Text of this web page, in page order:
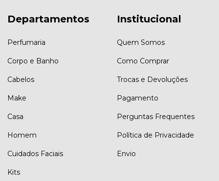
Departamentos
Perfumaria
Corpo e Banho
Cabelos
Make
Casa
Homem
Cuidados Faciais
Kits
Institucional
Quem Somos
Como Comprar
Trocas e Devoluções
Pagamento
Perguntas Frequentes
Política de Privacidade
Envio